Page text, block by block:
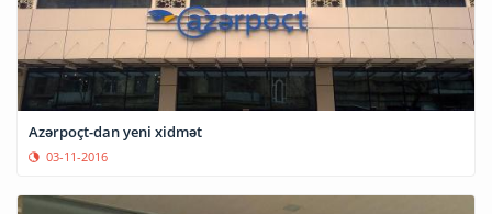
Azərpoçt-dan yeni xidmət
03-11-2016